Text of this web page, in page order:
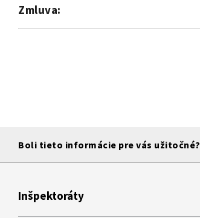
Zmluva:
Boli tieto informácie pre vás užitočné?
Inšpektoráty